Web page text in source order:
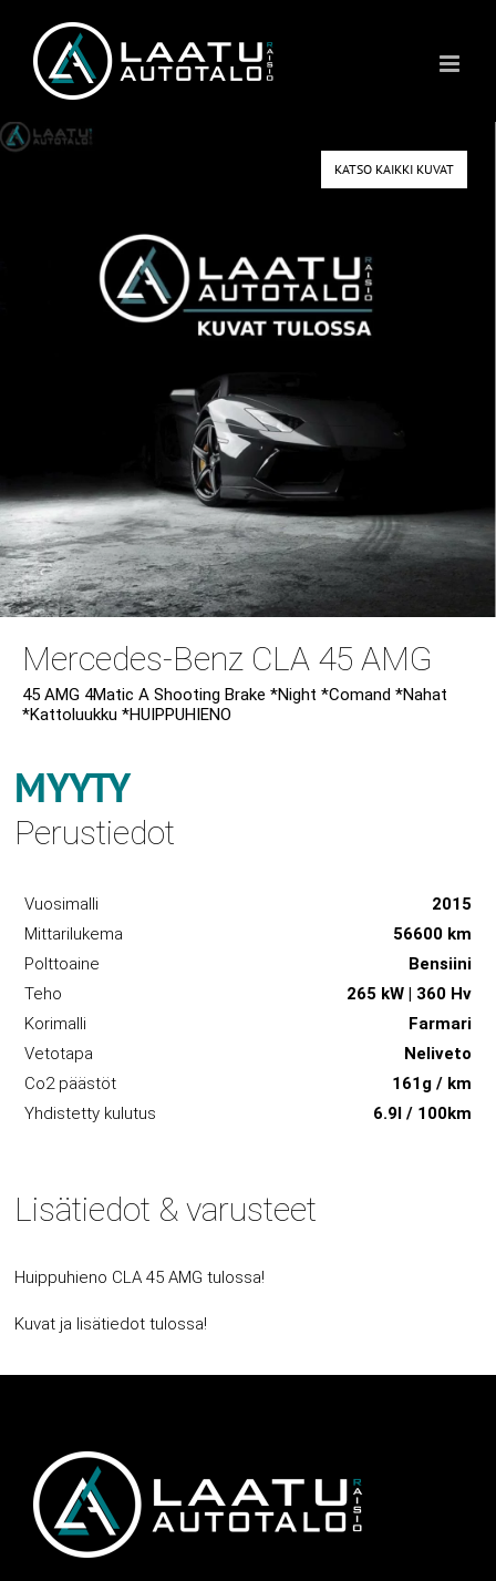
content
KATSO KAIKKI KUVAT
Mercedes-Benz CLA 45 AMG
45 AMG 4Matic A Shooting Brake *Night *Comand *Nahat
*Kattoluukku *HUIPPUHIENO
MYYTY
Perustiedot
Vuosimalli
2015
Mittarilukema
56600 km
Polttoaine
Bensiini
Teho
265 kW | 360 Hv
Korimalli
Farmari
Vetotapa
Neliveto
Co2 päästöt
161g / km
Yhdistetty kulutus
6.9l / 100km
Lisätiedot & varusteet
Huippuhieno CLA 45 AMG tulossa!
Kuvat ja lisätiedot tulossa!